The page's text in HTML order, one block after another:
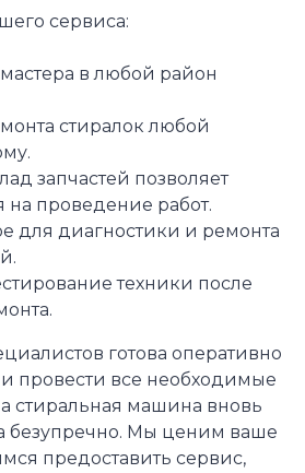
сервиса:
в любой район
стиралок любой
запчастей позволяет
на проведение работ.
для диагностики и ремонта
техники после
готова оперативно
провести все необходимые
стиральная машина вновь
безупречно. Мы ценим ваше
предоставить сервис,